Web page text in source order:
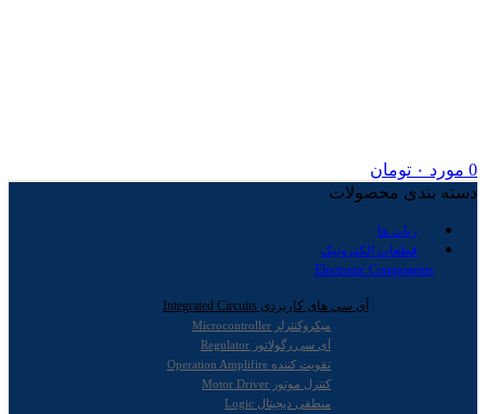
0 مورد ۰ تومان
دسته بندی محصولات
ربات ها
قطعات الکترونیک
Electronic Components
آی سی های کاربردی Integrated Circuits
میکروکنترلر Microcontroller
آی سی رگولاتور Regulator
تقویت کننده Operation Amplifire
کنترل موتور Motor Driver
منطقی دیجیتال Logic